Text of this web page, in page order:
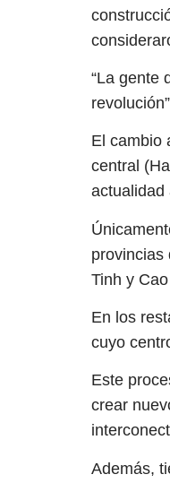
“La gente
El cambio
central
actualidad
provincias
Tinh y
En los
cuyo
Este
crear
Además,